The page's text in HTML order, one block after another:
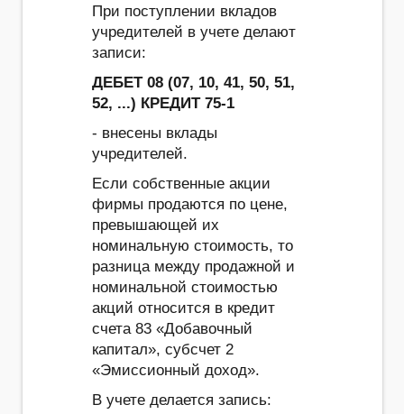
При поступлении вкладов
учредителей в учете делают
записи:
ДЕБЕТ 08 (07, 10, 41, 50, 51,
52, ...) КРЕДИТ 75-1
- внесены вклады
учредителей.
Если собственные акции
фирмы продаются по цене,
превышающей их
номинальную стоимость, то
разница между продажной и
номинальной стоимостью
акций относится в кредит
счета 83 «Добавочный
капитал», субсчет 2
«Эмиссионный доход».
В учете делается запись: